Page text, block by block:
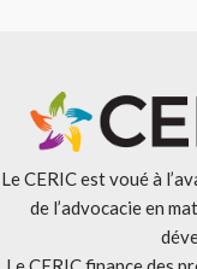
Le CERIC est voué à
de l’advocacie en